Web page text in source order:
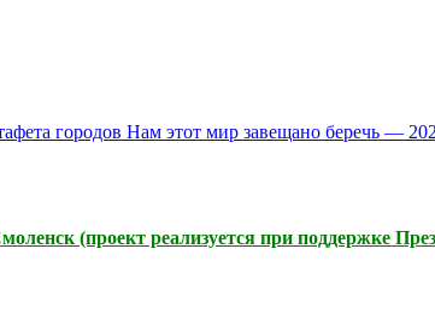
городов Нам этот мир завещано беречь —
(проект реализуется при поддержке